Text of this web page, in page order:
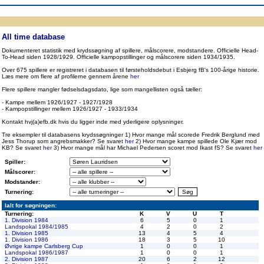
All time database
Dokumenteret statistik med krydssøgning af spillere, målscorere, modstandere. Officielle Head-
To-Head siden 1928/1929. Officielle kampopstillinger og målscorere siden 1934/1935.
Over 675 spillere er registreret i databasen til førsteholdsdebut i Esbjerg fB's 100-årige historie.
Læs mere om flere af profilerne gennem årene her
Flere spillere mangler fødselsdagsdato, lige som mangellisten også tæller:
- Kampe mellem 1926/1927 - 1927/1928
- Kampopstillinger mellem 1926/1927 - 1933/1934
Kontakt hvj(a)efb.dk hvis du ligger inde med yderligere oplysninger.
Tre eksempler til databasens krydssøgninger 1) Hvor mange mål scorede Fredrik Berglund med
Jess Thorup som angrebsmakker? Se svaret her2) Hvor mange kampe spillede Ole Kjær mod
KB? Se svaret her3) Hvor mange mål har Michael Pedersen scoret mod Ikast fS? Se svaret her
Spiller:
Målscorer:
Modstander:
Turnering:
Ialt for søgningen:
Turnering:
K V U
T
1. Division 1984
6 5 0
1
Landspokal 1984/1985
4 2 0
2
1. Division 1985
13 4 5
4
1. Division 1986
18 3 5
10
Øvrige kampe Carlsberg Cup
1 0 0
1
Landspokal 1986/1987
1 0 0
1
2. Division 1987
20 6 2
12